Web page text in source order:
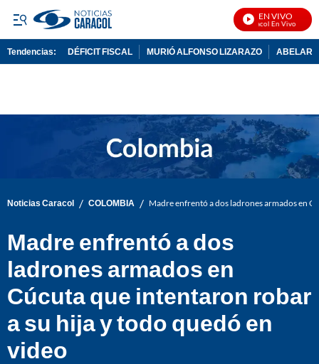
EN VIVO
Noticias Caracol En Vivo
Tendencias: DÉFICIT FISCAL MURIÓ ALFONSO LIZARAZO
Noticias Caracol / COLOMBIA / Madre enfrentó a dos ladrones armados en
Madre enfrentó a dos
ladrones armados en
Cúcuta que intentaron robar
a su hija y todo quedó en
video